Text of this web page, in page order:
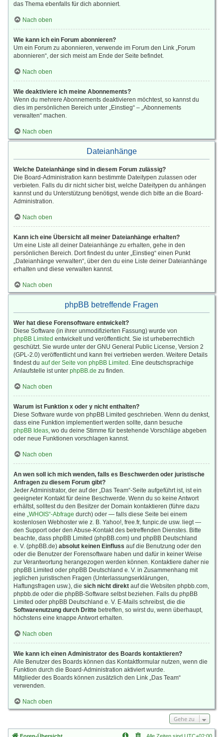
das Thema ebenfalls für dich abonniert.
Nach oben
Wie kann ich ein Forum abonnieren?
Um ein Forum zu abonnieren, verwende im Forum den Link „Forum
abonnieren“, der sich meist am Ende der Seite befindet.
Nach oben
Wie deaktiviere ich meine Abonnements?
Wenn du mehrere Abonnements deaktivieren möchtest, so kannst du
dies im persönlichen Bereich unter „Einstieg“ – „Abonnements
verwalten“ machen.
Nach oben
Dateianhänge
Welche Dateianhänge sind in diesem Forum zulässig?
Die Board-Administration kann bestimmte Dateitypen zulassen oder
verbieten. Falls du dir nicht sicher bist, welche Dateitypen du anhängen
kannst und du Unterstützung benötigst, wende dich bitte an die Board-
Administration.
Nach oben
Kann ich eine Übersicht all meiner Dateianhänge erhalten?
Um eine Liste all deiner Dateianhänge zu erhalten, gehe in den
persönlichen Bereich. Dort findest du unter „Einstieg“ einen Punkt
„Dateianhänge verwalten“, über den du eine Liste deiner Dateianhänge
erhalten und diese verwalten kannst.
Nach oben
phpBB betreffende Fragen
Wer hat diese Forensoftware entwickelt?
Diese Software (in ihrer unmodifizierten Fassung) wurde von
phpBB Limited entwickelt und veröffentlicht. Sie ist urheberrechtlich
geschützt. Sie wurde unter der GNU General Public License, Version 2
(GPL-2.0) veröffentlicht und kann frei vertrieben werden. Weitere Details
findest du auf der Seite von phpBB Limited . Eine deutschsprachige
Anlaufstelle ist unter phpBB.de zu finden.
Nach oben
Warum ist Funktion x oder y nicht enthalten?
Diese Software wurde von phpBB Limited geschrieben. Wenn du denkst,
dass eine Funktion implementiert werden sollte, dann besuche
phpBB Ideas, wo du deine Stimme für bestehende Vorschläge abgeben
oder neue Funktionen vorschlagen kannst.
Nach oben
An wen soll ich mich wenden, falls es Beschwerden oder juristische
Anfragen zu diesem Forum gibt?
Jeder Administrator, der auf der „Das Team“-Seite aufgeführt ist, ist ein
geeigneter Kontakt für deine Beschwerde. Wenn du so keine Antwort
erhältst, solltest du den Besitzer der Domain kontaktieren (führe dazu
eine „WHOIS“-Abfrage durch) oder — falls diese Seite bei einem
kostenlosen Webhoster wie z. B. Yahoo!, free.fr, funpic.de usw. liegt —
den Support oder den Abuse-Kontakt des betreffenden Dienstes. Bitte
beachte, dass phpBB Limited (phpBB.com) und phpBB Deutschland
e. V. (phpBB.de) absolut keinen Einfluss auf die Benutzung oder den
oder die Benutzer der Forensoftware haben und dafür in keiner Weise
zur Verantwortung herangezogen werden können. Kontaktiere daher nie
phpBB Limited oder phpBB Deutschland e. V. in Zusammenhang mit
jeglichen juristischen Fragen (Unterlassungserklärungen,
Haftungsfragen usw.), die sich nicht direkt auf die Websiten phpbb.com,
phpbb.de oder die phpBB-Software selbst beziehen. Falls du phpBB
Limited oder phpBB Deutschland e. V. E-Mails schreibst, die die
Softwarenutzung durch Dritte betreffen, so wirst du, wenn überhaupt,
höchstens eine knappe Antwort erhalten.
Nach oben
Wie kann ich einen Administrator des Boards kontaktieren?
Alle Benutzer des Boards können das Kontaktformular nutzen, wenn die
Funktion durch die Board-Administration aktiviert wurde.
Mitglieder des Boards können zusätzlich den Link „Das Team“
verwenden.
Nach oben
Gehe zu